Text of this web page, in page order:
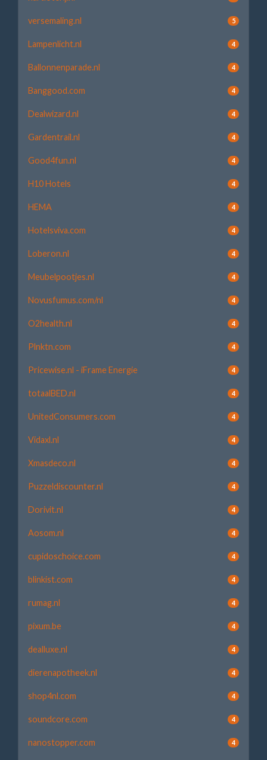
versemaling.nl 5
Lampenlicht.nl 4
Ballonnenparade.nl 4
Banggood.com 4
Dealwizard.nl 4
Gardentrail.nl 4
Good4fun.nl 4
H10 Hotels 4
HEMA 4
Hotelsviva.com 4
Loberon.nl 4
Meubelpootjes.nl 4
Novusfumus.com/nl 4
O2health.nl 4
Plnktn.com 4
Pricewise.nl - iFrame Energie 4
totaalBED.nl 4
UnitedConsumers.com 4
Vidaxl.nl 4
Xmasdeco.nl 4
Puzzeldiscounter.nl 4
Dorivit.nl 4
Aosom.nl 4
cupidoschoice.com 4
blinkist.com 4
rumag.nl 4
pixum.be 4
dealluxe.nl 4
dierenapotheek.nl 4
shop4nl.com 4
soundcore.com 4
nanostopper.com 4